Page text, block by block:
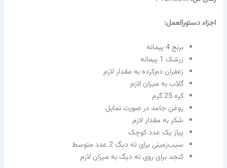
اجزاء دستورالعمل:
برنج 4 پیمانه
زرشک 1 پیمانه
زعفران دم‌کرده به مقدار لازم
گلاب به میزان لازم
کره 25 گرم
روغن جامد در صورت تمایل
شکر به مقدار لازم
پیاز یک عدد کوچک
سیب‌زمینی برای ته دیگ 2 عدد متوسط
کنجد برای روی ته دیگ به میزان لازم